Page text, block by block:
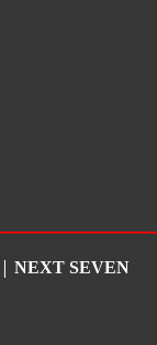
NEXT SEVEN